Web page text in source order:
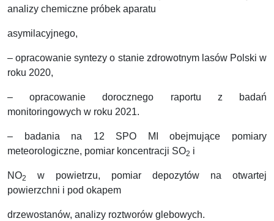
analizy chemiczne próbek aparatu
asymilacyjnego,
– opracowanie syntezy o stanie zdrowotnym lasów Polski w
roku 2020,
– opracowanie dorocznego raportu z badań
monitoringowych w roku 2021.
– badania na 12 SPO MI obejmujące pomiary
meteorologiczne, pomiar koncentracji SO2 i
NO2
w powietrzu, pomiar depozytów na otwartej
powierzchni i pod okapem
drzewostanów, analizy roztworów glebowych.